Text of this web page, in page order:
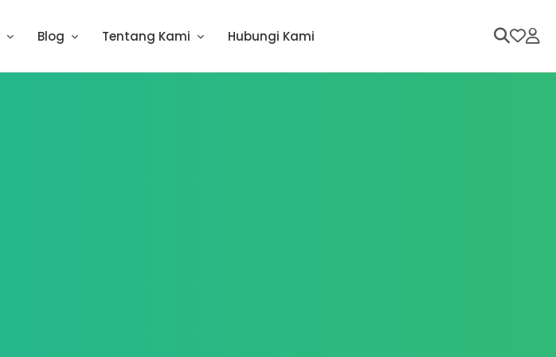
Blog Tentang Kami Hubungi Kami